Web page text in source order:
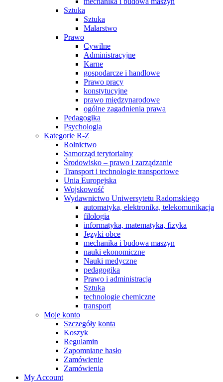
Sztuka
Sztuka
Malarstwo
Prawo
Cywilne
Administracyjne
Karne
gospodarcze i handlowe
Prawo pracy
konstytucyjne
prawo międzynarodowe
ogólne zagadnienia prawa
Pedagogika
Psychologia
Kategorie R-Z
Rolnictwo
Samorząd terytorialny
Środowisko – prawo i zarządzanie
Transport i technologie transportowe
Unia Europejska
Wojskowość
Wydawnictwo Uniwersytetu Radomskiego
automatyka, elektronika, telekomunikacja
filologia
informatyka, matematyka, fizyka
Języki obce
mechanika i budowa maszyn
nauki ekonomiczne
Nauki medyczne
pedagogika
Prawo i administracja
Sztuka
technologie chemiczne
transport
Moje konto
Szczegóły konta
Koszyk
Regulamin
Zapomniane hasło
Zamówienie
Zamówienia
My Account